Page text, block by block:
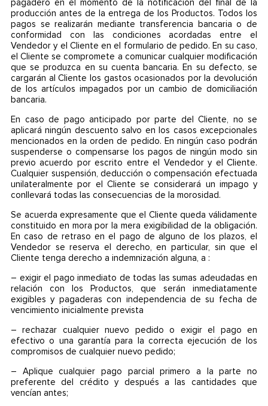
producción antes de la entrega de los Productos. Todos los
pagos se realizarán mediante transferencia bancaria o de
conformidad con las condiciones acordadas entre el
Vendedor y el Cliente en el formulario de pedido. En su caso,
el Cliente se compromete a comunicar cualquier modificación
que se produzca en su cuenta bancaria. En su defecto, se
cargarán al Cliente los gastos ocasionados por la devolución
de los artículos impagados por un cambio de domiciliación
bancaria.
En caso de pago anticipado por parte del Cliente, no se
aplicará ningún descuento salvo en los casos excepcionales
mencionados en la orden de pedido. En ningún caso podrán
suspenderse o compensarse los pagos de ningún modo sin
previo acuerdo por escrito entre el Vendedor y el Cliente.
Cualquier suspensión, deducción o compensación efectuada
unilateralmente por el Cliente se considerará un impago y
conllevará todas las consecuencias de la morosidad.
Se acuerda expresamente que el Cliente queda válidamente
constituido en mora por la mera exigibilidad de la obligación.
En caso de retraso en el pago de alguno de los plazos, el
Vendedor se reserva el derecho, en particular, sin que el
Cliente tenga derecho a indemnización alguna, a :
– exigir el pago inmediato de todas las sumas adeudadas en
relación con los Productos, que serán inmediatamente
exigibles y pagaderas con independencia de su fecha de
vencimiento inicialmente prevista
– rechazar cualquier nuevo pedido o exigir el pago en
efectivo o una garantía para la correcta ejecución de los
compromisos de cualquier nuevo pedido;
– Aplique cualquier pago parcial primero a la parte no
preferente del crédito y después a las cantidades que
vencían antes;